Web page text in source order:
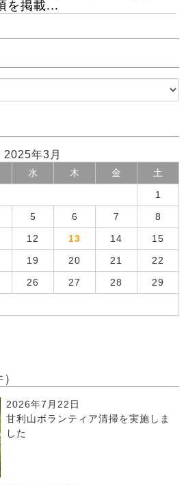
を掲載...
2025年3月
水 木 金 土
1
5 6 7 8
12 13 14 15
19 20 21 22
26 27 28 29
2026年7月22日
甘利山ボランティア清掃を実施しま
した